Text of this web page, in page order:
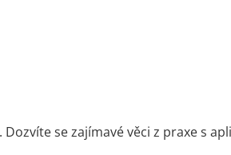
. Dozvíte se zajímavé věci z praxe s